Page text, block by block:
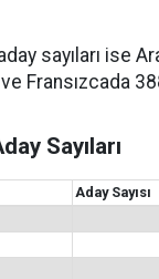
sayıları ise
Fransızcada
Sayıları
Aday Sayısı